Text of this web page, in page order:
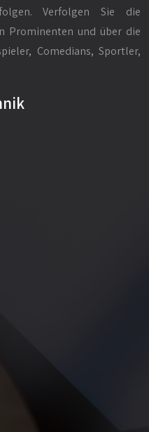
Verfolgen Sie die
Prominenten und über die
Comedians, Sportler,